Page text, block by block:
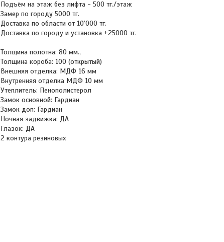
Подъём на этаж без лифта - 500 тг./этаж
Замер по городу 5000 тг.
Доставка по области от 10’000 тг.
Доставка по городу и установка +25000 тг.
Толщина полотна: 80 мм.,
Толщина короба: 100 (открытый)
Внешняя отделка: МДФ 16 мм
Внутренняя отделка МДФ 10 мм
Утеплитель: Пенополистерол
Замок основной: Гардиан
Замок доп: Гардиан
Ночная задвижка: ДА
Глазок: ДА
2 контура резиновых